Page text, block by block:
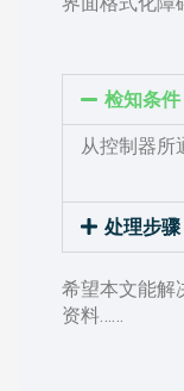
检知条件
从控制器所
处理步骤
希望本文能解
资料……